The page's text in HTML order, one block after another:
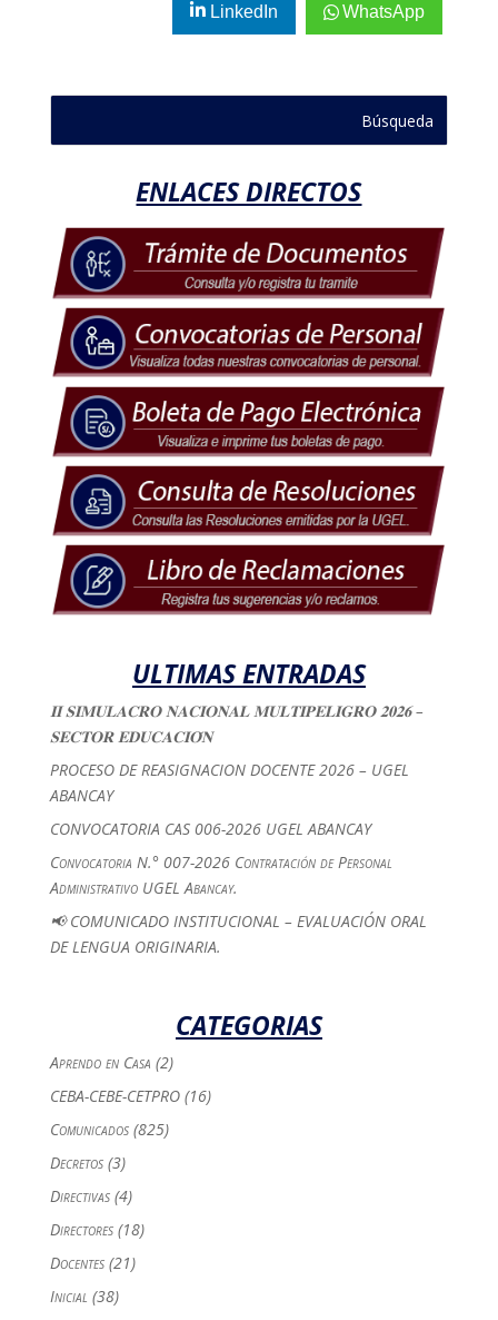
LinkedIn WhatsApp
ENLACES DIRECTOS
ULTIMAS ENTRADAS
𝐈𝐈 𝐒𝐈𝐌𝐔𝐋𝐀𝐂𝐑𝐎 𝐍𝐀𝐂𝐈𝐎𝐍𝐀𝐋 𝐌𝐔𝐋𝐓𝐈𝐏𝐄𝐋𝐈𝐆𝐑𝐎 𝟐𝟎𝟐𝟔 –
𝐒𝐄𝐂𝐓𝐎𝐑 𝐄𝐃𝐔𝐂𝐀𝐂𝐈𝐎́𝐍
PROCESO DE REASIGNACION DOCENTE 2026 – UGEL
ABANCAY
CONVOCATORIA CAS 006-2026 UGEL ABANCAY
Convocatoria N.° 007-2026 Contratación de Personal
Administrativo UGEL Abancay.
📢 COMUNICADO INSTITUCIONAL – EVALUACIÓN ORAL
DE LENGUA ORIGINARIA.
CATEGORIAS
Aprendo en Casa (2)
CEBA-CEBE-CETPRO(16)
Comunicados(825)
Decretos(3)
Directivas(4)
Directores(18)
Docentes(21)
Inicial (38)